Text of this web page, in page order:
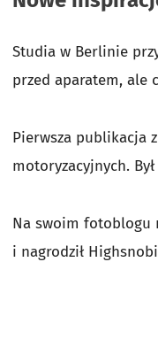
Studia w Berlinie
przed aparatem, ale
Pierwsza publikacja
motoryzacyjnych.
Na swoim fotoblogu
i nagrodził